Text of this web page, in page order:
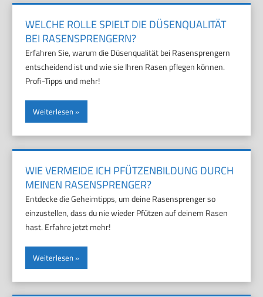
WELCHE ROLLE SPIELT DIE DÜSENQUALITÄT
BEI RASENSPRENGERN?
Erfahren Sie, warum die Düsenqualität bei Rasensprengern
entscheidend ist und wie sie Ihren Rasen pflegen können.
Profi-Tipps und mehr!
Weiterlesen
WIE VERMEIDE ICH PFÜTZENBILDUNG DURCH
MEINEN RASENSPRENGER?
Entdecke die Geheimtipps, um deine Rasensprenger so
einzustellen, dass du nie wieder Pfützen auf deinem Rasen
hast. Erfahre jetzt mehr!
Weiterlesen